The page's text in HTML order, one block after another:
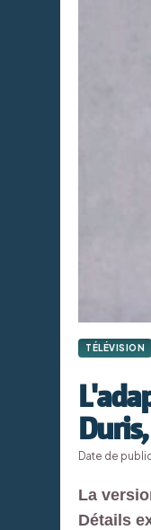
TÉLÉVISION
Date de
La
Détails